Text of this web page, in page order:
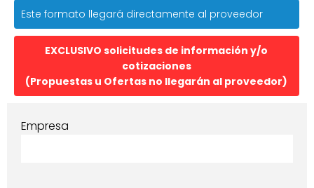
Este formato llegará directamente al proveedor
EXCLUSIVO solicitudes de información y/o
cotizaciones
(Propuestas u Ofertas no llegarán al proveedor)
Empresa